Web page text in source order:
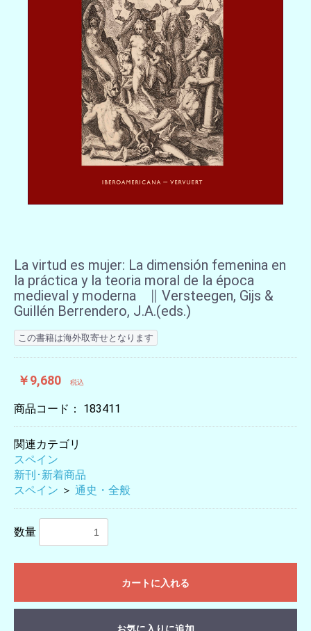
La virtud es mujer: La dimensión femenina en
la práctica y la teoria moral de la época
medieval y moderna ∥ Versteegen, Gijs &
Guillén Berrendero, J.A.(eds.)
この書籍は海外取寄せとなります
￥9,680 税込
商品コード： 183411
関連カテゴリ
スペイン
新刊･新着商品
スペイン ＞ 通史・全般
数量
カートに入れる